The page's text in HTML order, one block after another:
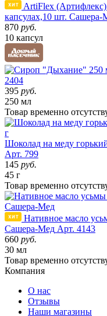
ArtiFlex (Артифлекс)
капсулах,10 шт. Сашера-
870 руб.
10 капсул
2404
395 руб.
250 мл
Товар временно
Шоколад на меду
Арт. 799
145 руб.
45 г
Товар временно
Нативное масло
Сашера-Мед Арт. 4143
660 руб.
30 мл
Товар временно
Компания
О нас
Отзывы
Наши магазины